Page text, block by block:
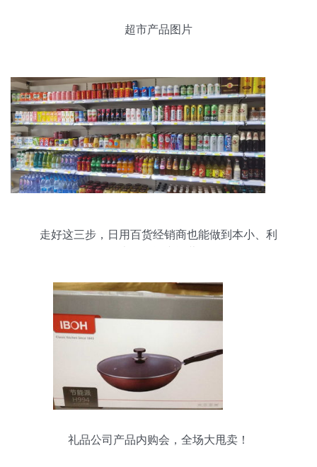
超市产品图片
走好这三步，日用百货经销商也能做到本小、利
礼品公司产品内购会，全场大甩卖！